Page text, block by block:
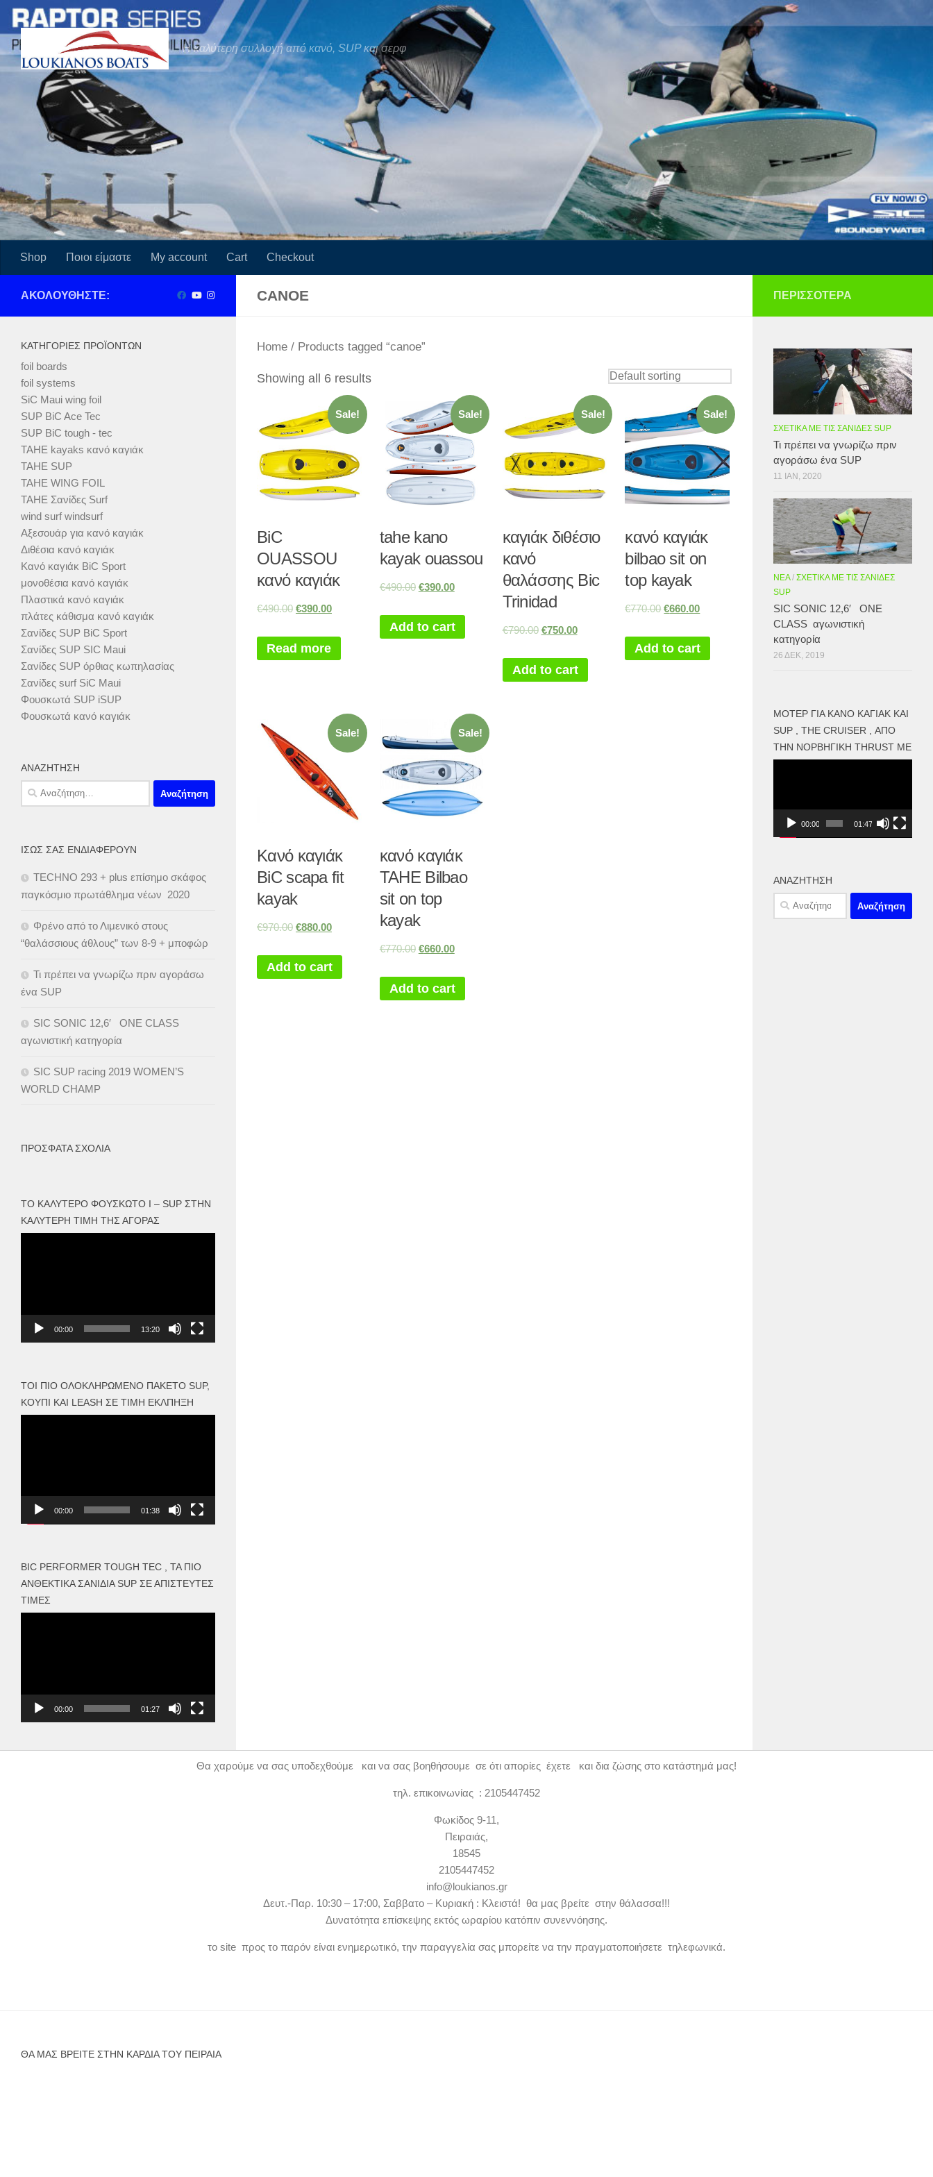
Skip to content
Η καλύτερη συλλογή από κανό, SUP και σερφ
Shop Ποιοι είμαστε My account Cart Checkout
CANOE
Home / Products tagged “canoe”
Showing all 6 results
Sale!
BiC
OUASSOU
κανό καγιάκ
€490.00 €390.00
Read more
Sale!
tahe kano
kayak ouassou
€490.00 €390.00
Add to cart
Sale!
καγιάκ διθέσιο
κανό
θαλάσσης Bic
Trinidad
€790.00 €750.00
Add to cart
Sale!
κανό καγιάκ
bilbao sit on
top kayak
€770.00 €660.00
Add to cart
Sale!
Κανό καγιάκ
BiC scapa fit
kayak
€970.00 €880.00
Add to cart
Sale!
κανό καγιάκ
TAHE Bilbao
sit on top
kayak
€770.00 €660.00
Add to cart
ΑΚΟΛΟΥΘΉΣΤΕ:
ΚΑΤΗΓΟΡΊΕΣ ΠΡΟΪΌΝΤΩΝ
foil boards
foil systems
SiC Maui wing foil
SUP BiC Ace Tec
SUP BiC tough - tec
TAHE kayaks κανό καγιάκ
TAHE SUP
TAHE WING FOIL
TAHE Σανίδες Surf
wind surf windsurf
Αξεσουάρ για κανό καγιάκ
Διθέσια κανό καγιάκ
Κανό καγιάκ BiC Sport
μονοθέσια κανό καγιάκ
Πλαστικά κανό καγιάκ
πλάτες κάθισμα κανό καγιάκ
Σανίδες SUP BiC Sport
Σανίδες SUP SIC Maui
Σανίδες SUP όρθιας κωπηλασίας
Σανίδες surf SiC Maui
Φουσκωτά SUP iSUP
Φουσκωτά κανό καγιάκ
ΑΝΑΖΉΤΗΣΗ
Αναζήτηση
για:
ΊΣΩΣ ΣΑΣ ΕΝΔΙΑΦΈΡΟΥΝ
TECHNO 293 + plus επίσημο σκάφος
παγκόσμιο πρωτάθλημα νέων 2020
Φρένο από το Λιμενικό στους
“θαλάσσιους άθλους” των 8-9 + μποφώρ
Τι πρέπει να γνωρίζω πριν αγοράσω
ένα SUP
SIC SONIC 12,6′ ONE CLASS
αγωνιστική κατηγορία
SIC SUP racing 2019 WOMEN’S
WORLD CHAMP
ΠΡΌΣΦΑΤΑ ΣΧΌΛΙΑ
ΤΟ ΚΑΛΎΤΕΡΟ ΦΟΥΣΚΩΤΟ I – SUP ΣΤΗΝ
ΚΑΛΎΤΕΡΗ ΤΙΜΉ ΤΗΣ ΑΓΟΡΆΣ
00:00 13:20
ΤΟΙ ΠΙΟ ΟΛΟΚΛΗΡΩΜΈΝΟ ΠΑΚΈΤΟ SUP,
ΚΟΥΠΊ ΚΑΙ LEASH ΣΕ ΤΙΜΉ ΈΚΛΠΗΞΗ
00:00 01:38
BIC PERFORMER TOUGH TEC , ΤΑ ΠΙΟ
ΑΝΘΕΚΤΙΚΆ ΣΑΝΊΔΙΑ SUP ΣΕ ΑΠΊΣΤΕΥΤΕΣ
ΤΙΜΈΣ
00:00 01:27
ΠΕΡΙΣΣΌΤΕΡΑ
ΣΧΕΤΙΚΆ ΜΕ ΤΙΣ ΣΑΝΊΔΕΣ SUP
Τι πρέπει να γνωρίζω πριν
αγοράσω ένα SUP
11 ΙΑΝ, 2020
ΝΈΑ/ ΣΧΕΤΙΚΆ ΜΕ ΤΙΣ ΣΑΝΊΔΕΣ
SUP
SIC SONIC 12,6′ ONE
CLASS αγωνιστική
κατηγορία
26 ΔΕΚ, 2019
ΜΟΤΕΡ ΓΙΑ ΚΑΝΌ ΚΑΓΙΑΚ ΚΑΙ
SUP , THE CRUISER , ΑΠΌ
ΤΗΝ ΝΟΡΒΗΓΙΚΉ THRUST ME
00:00 01:47
ΑΝΑΖΉΤΗΣΗ
Αναζήτηση
για:
Θα χαρούμε να σας υποδεχθούμε και να σας βοηθήσουμε σε ότι απορίες έχετε και δια ζώσης στο κατάστημά μας!
τηλ. επικοινωνίας : 2105447452
Φωκίδος 9-11,
Πειραιάς,
18545
2105447452
info@loukianos.gr
Δευτ.-Παρ. 10:30 – 17:00, Σαββατο – Κυριακή : Κλειστά! θα μας βρείτε στην θάλασσα!!!
Δυνατότητα επίσκεψης εκτός ωραρίου κατόπιν συνεννόησης.
το site προς το παρόν είναι ενημερωτικό, την παραγγελία σας μπορείτε να την πραγματοποιήσετε τηλεφωνικά.
ΘΑ ΜΑΣ ΒΡΕΊΤΕ ΣΤΗΝ ΚΑΡΔΙΆ ΤΟΥ ΠΕΙΡΑΙΆ